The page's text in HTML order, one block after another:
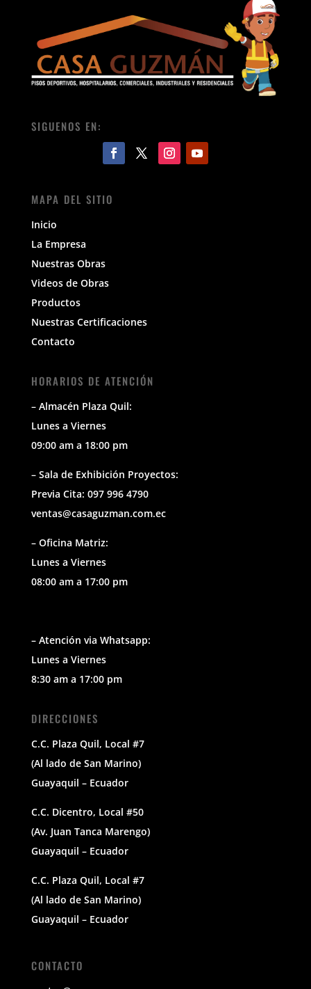
SIGUENOS EN:
MAPA DEL SITIO
Inicio
La Empresa
Nuestras Obras
Videos de Obras
Productos
Nuestras Certificaciones
Contacto
HORARIOS DE ATENCIÓN
– Almacén Plaza Quil:
Lunes a Viernes
09:00 am a 18:00 pm
– Sala de Exhibición Proyectos:
Previa Cita: 097 996 4790
ventas@casaguzman.com.ec
– Oficina Matriz:
Lunes a Viernes
08:00 am a 17:00 pm
– Atención via Whatsapp:
Lunes a Viernes
8:30 am a 17:00 pm
DIRECCIONES
C.C. Plaza Quil, Local #7
(Al lado de San Marino)
Guayaquil – Ecuador
C.C. Dicentro, Local #50
(Av. Juan Tanca Marengo)
Guayaquil – Ecuador
C.C. Plaza Quil, Local #7
(Al lado de San Marino)
Guayaquil – Ecuador
CONTACTO